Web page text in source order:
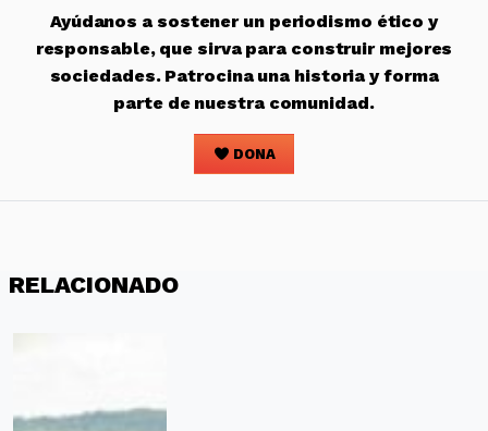
Ayúdanos a sostener un periodismo ético y
responsable, que sirva para construir mejores
sociedades. Patrocina una historia y forma
parte de nuestra comunidad.
DONA
RELACIONADO